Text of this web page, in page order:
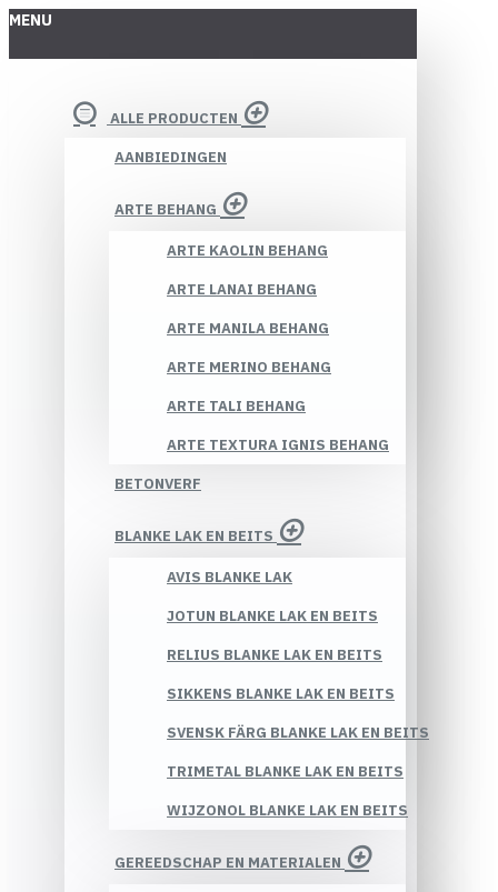
MENU
ALLE PRODUCTEN
AANBIEDINGEN
ARTE BEHANG
ARTE KAOLIN BEHANG
ARTE LANAI BEHANG
ARTE MANILA BEHANG
ARTE MERINO BEHANG
ARTE TALI BEHANG
ARTE TEXTURA IGNIS BEHANG
BETONVERF
BLANKE LAK EN BEITS
AVIS BLANKE LAK
JOTUN BLANKE LAK EN BEITS
RELIUS BLANKE LAK EN BEITS
SIKKENS BLANKE LAK EN BEITS
SVENSK FÄRG BLANKE LAK EN BEITS
TRIMETAL BLANKE LAK EN BEITS
WIJZONOL BLANKE LAK EN BEITS
GEREEDSCHAP EN MATERIALEN